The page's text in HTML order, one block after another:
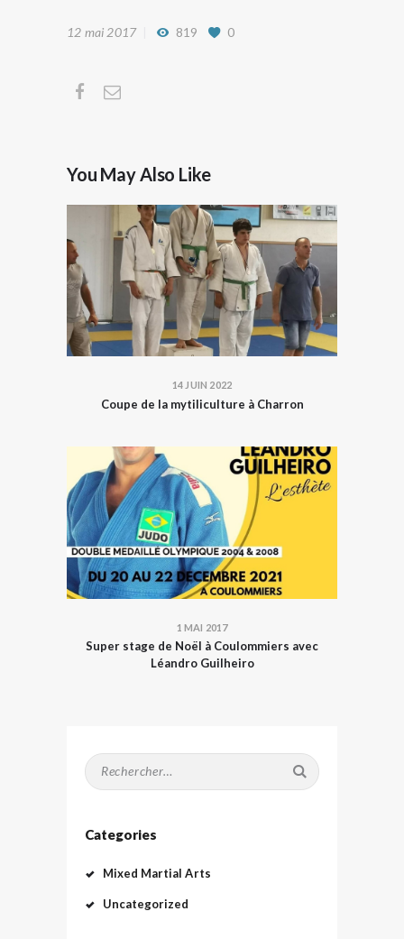
12 mai 2017 819 0
You May Also Like
14 JUIN 2022
Coupe de la mytiliculture à Charron
1 MAI 2017
Super stage de Noël à Coulommiers avec
Léandro Guilheiro
Rechercher :
Categories
Mixed Martial Arts
Uncategorized